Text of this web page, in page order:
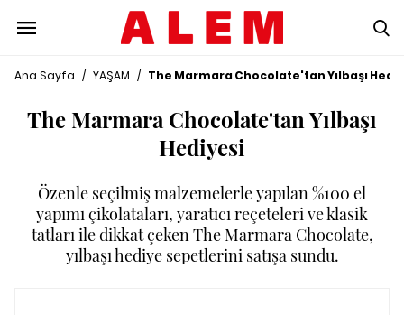
Ana Sayfa / YAŞAM / The Marmara Chocolate'tan Yılbaşı
The Marmara Chocolate'tan Yılbaşı
Hediyesi
Özenle seçilmiş malzemelerle yapılan %100 el
yapımı çikolataları, yaratıcı reçeteleri ve klasik
tatları ile dikkat çeken The Marmara Chocolate,
yılbaşı hediye sepetlerini satışa sundu.